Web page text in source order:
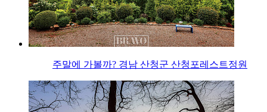
주말에 가볼까? 경남 산청군 산청포레스트정원